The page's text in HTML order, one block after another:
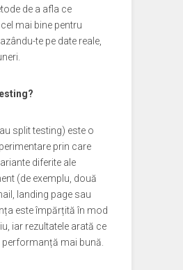
de a afla ce
mai bine pentru
te pe date reale,
split testing) este o
prin care
diferite ale
(de exemplu, două
landing page sau
este împărțită în mod
iar rezultatele arată ce
performanță mai bună.